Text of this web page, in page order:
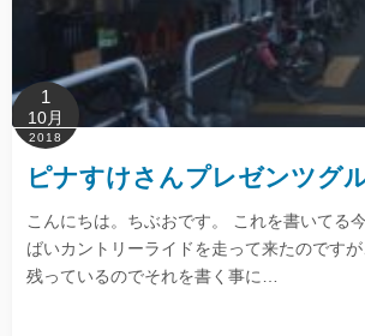
1
10月
2018
ピナすけさんプレゼンツグ
こんにちは。ちぶおです。 これを書いてる
ばいカントリーライドを走って来たのです
残っているのでそれを書く事に…